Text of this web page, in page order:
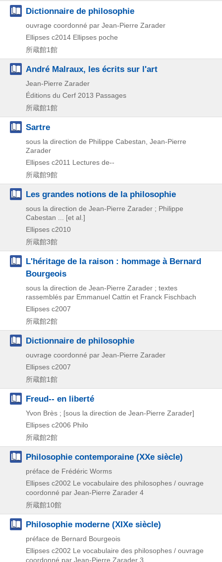
Dictionnaire de philosophie
ouvrage coordonné par Jean-Pierre Zarader
Ellipses c2014 Ellipses poche
所蔵館1館
André Malraux, les écrits sur l'art
Jean-Pierre Zarader
Éditions du Cerf 2013 Passages
所蔵館1館
Sartre
sous la direction de Philippe Cabestan, Jean-Pierre
Zarader
Ellipses c2011 Lectures de--
所蔵館9館
Les grandes notions de la philosophie
sous la direction de Jean-Pierre Zarader ; Philippe
Cabestan ... [et al.]
Ellipses c2010
所蔵館3館
L'héritage de la raison : hommage à Bernard
Bourgeois
sous la direction de Jean-Pierre Zarader ; textes
rassemblés par Emmanuel Cattin et Franck Fischbach
Ellipses c2007
所蔵館2館
Dictionnaire de philosophie
ouvrage coordonné par Jean-Pierre Zarader
Ellipses c2007
所蔵館1館
Freud-- en liberté
Yvon Brès ; [sous la direction de Jean-Pierre Zarader]
Ellipses c2006 Philo
所蔵館2館
Philosophie contemporaine (XXe siècle)
préface de Frédéric Worms
Ellipses c2002 Le vocabulaire des philosophes / ouvrage
coordonné par Jean-Pierre Zarader 4
所蔵館10館
Philosophie moderne (XIXe siècle)
préface de Bernard Bourgeois
Ellipses c2002 Le vocabulaire des philosophes / ouvrage
coordonné par Jean-Pierre Zarader 3